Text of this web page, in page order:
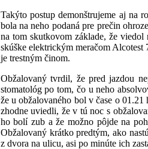
Takýto postup demonštrujeme aj na
bola na neho podaná pre prečin
na tom skutkovom základe, že
skúške elektrickým meračom
je trestným činom.
Obžalovaný tvrdil, že pred jazdou
stomatológ po tom, čo u neho
že u obžalovaného bol v čase o
zhodne uviedli, že v tú noc s
ho bolí zub a že možno pôjde na
Obžalovaný krátko predtým, ako
z dvora na ulicu, asi po minúte ich